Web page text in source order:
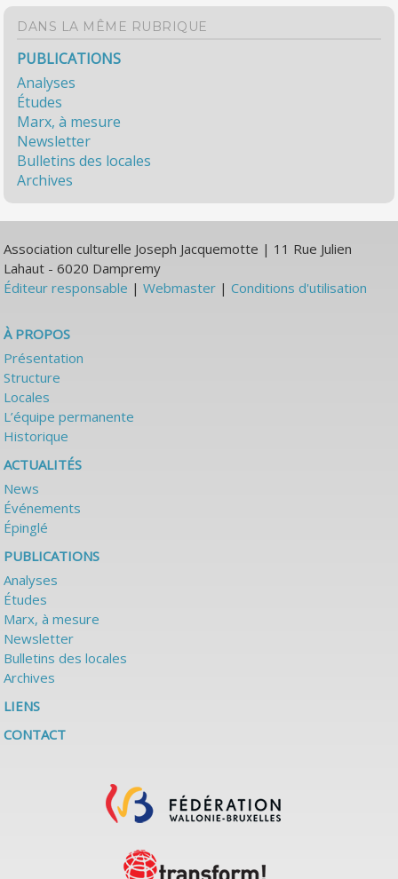
DANS LA MÊME RUBRIQUE
PUBLICATIONS
Analyses
Études
Marx, à mesure
Newsletter
Bulletins des locales
Archives
Association culturelle Joseph Jacquemotte | 11 Rue Julien
Lahaut - 6020 Dampremy
Éditeur responsable |Webmaster |Conditions d'utilisation
À PROPOS
Présentation
Structure
Locales
L’équipe permanente
Historique
ACTUALITÉS
News
Événements
Épinglé
PUBLICATIONS
Analyses
Études
Marx, à mesure
Newsletter
Bulletins des locales
Archives
LIENS
CONTACT